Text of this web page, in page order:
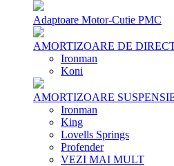
Adaptoare Motor-Cutie PMC
AMORTIZOARE DE
Ironman
Koni
AMORTIZOARE
Ironman
King
Lovells Springs
Profender
VEZI MAI MULT